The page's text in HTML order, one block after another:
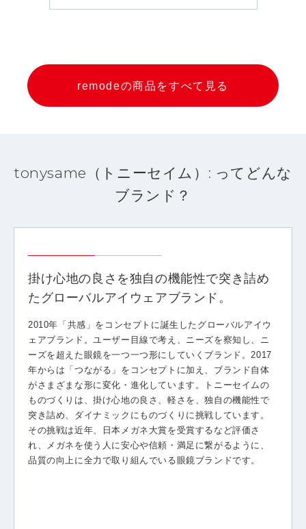
remodeの商品をすべて見る
tonysame（トニーセイム）: ってどんな
ブランド？
掛け心地の良さを独自の機能性で突き詰め
たグローバルアイウェアブランド。
2010年「共感」をコンセプトに誕生したグローバルアイウ
ェアブランド。ユーザー目線で考え、ニーズを察知し、ニ
ーズを超えた眼鏡を一つ一つ形にしていくブランド。2017
年からは「つながる」をコンセプトに加え、ブランド自体
がさまざまな形に変化・進化しています。トニーセイムの
ものづくりは、掛け心地の良さ、軽さを、独自の機能性で
突き詰め、ダイナミックにものづくりに挑戦しています。
その挑戦は近年、日本メガネ大賞を受賞するなど評価さ
れ、メガネを使う人に安心や信頼・満足に繋がるように、
品質の向上に全力で取り組んでいる眼鏡ブランドです。